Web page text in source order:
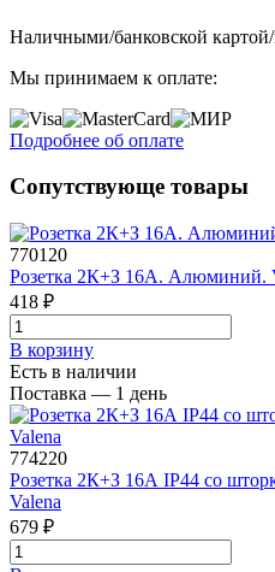
Наличными/банковской картой/
Мы принимаем к оплате:
Подробнее об оплате
Сопутствующе товары
770120
Розетка 2К+З 16А. Алюминий.
418 ₽
В корзинy
Есть в наличии
Поставка — 1 день
774220
Розетка 2К+З 16А IP44 со
Valena
679 ₽